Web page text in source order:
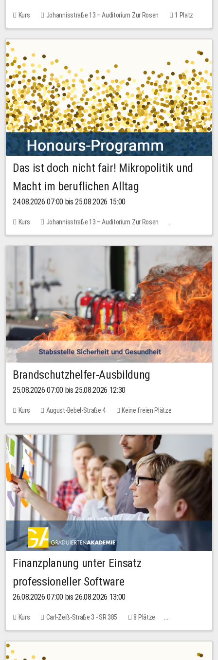
Kurs Johannisstraße 13 – Auditorium Zur Rosen
1 Platz
30,00 EUR
Das ist doch nicht fair! Mikropolitik und
Macht im beruflichen Alltag
24.08.2026 07:00 bis 25.08.2026 15:00
Kurs
Johannisstraße 13 – Auditorium Zur Rosen
Keine freien Plätze
Brandschutzhelfer-Ausbildung
25.08.2026 07:00 bis 25.08.2026 12:30
Kurs August-Bebel-Straße 4 Keine freien Plätze
Finanzplanung unter Einsatz
professioneller Software
26.08.2026 07:00 bis 26.08.2026 13:00
Kurs Carl-Zeiß-Straße 3 - SR 385
8 Plätze
20,00 EUR